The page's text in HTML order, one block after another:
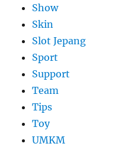
Show
Skin
Slot Jepang
Sport
Support
Team
Tips
Toy
UMKM